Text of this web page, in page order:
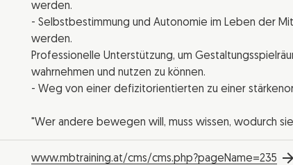
werden.
- Selbstbestimmung und Autonomie im Leben der
werden.
Professionelle Unterstützung, um
wahrnehmen und nutzen zu können.
- Weg von einer defizitorientierten zu einer
"Wer andere bewegen will, muss wissen, wodurch
www.mbtraining.at/cms/cms.php?pageName=235